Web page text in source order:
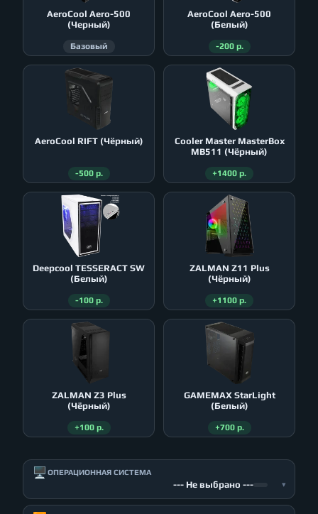
AeroСool Aero-500
(Черный)
Базовый
AeroСool Aero-500
(Белый)
-200 р.
AeroСool RIFT (Чёрный)
-500 р.
Cooler Master MasterBox
MB511 (Чёрный)
+1400 р.
Deepcool TESSERACT SW
(Белый)
-100 р.
ZALMAN Z11 Plus
(Чёрный)
+1100 р.
ZALMAN Z3 Plus
(Чёрный)
+100 р.
GAMEMAX StarLight
(Белый)
+700 р.
🖥️ ОПЕРАЦИОННАЯ СИСТЕМА
--- Не выбрано --- ▾